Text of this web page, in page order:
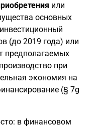
или
основных
(до 2019 года) или
предполагаемых
при
экономия на
(§ 7g
в финансовом